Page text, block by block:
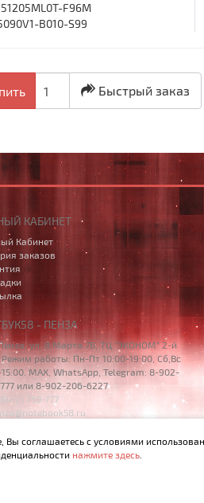
F96M
B010-S99
Быстрый заказ
КАБИНЕТ
Кабинет
заказов
- ПЕНЗА
ул. 8 Марта 7Б, ТЦ "ЭКОНОМ" 2-й
работы: Пн-Пт 10:00-19:00, Сб,Вс
MAX, WhatsApp, Telegram: 8-902-
или 8-902-206-6227
750-777
офертой, определяемой Ст.437 ГК
соглашаетесь с условиями
нажмите здесь.